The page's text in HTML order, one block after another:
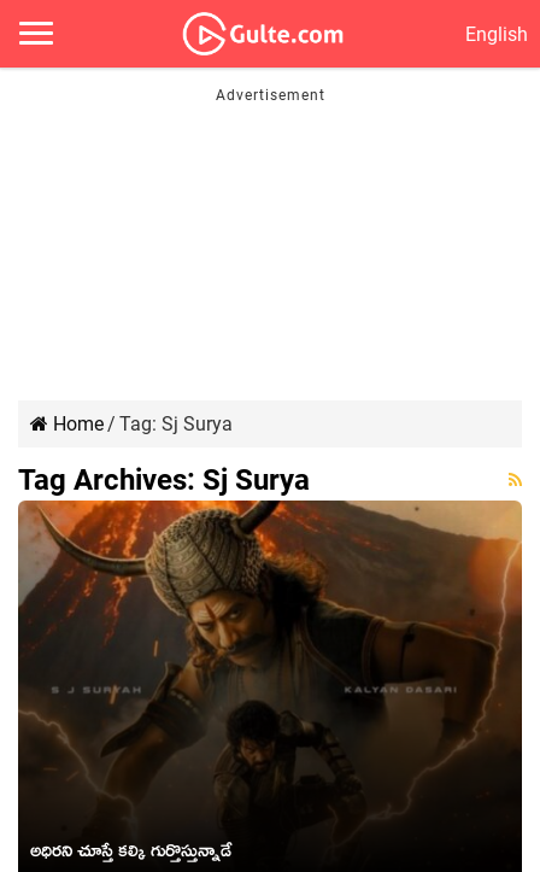
English
Home/ Tag: Sj Surya
Tag Archives: Sj Surya
అధిరని చూస్తే కల్కి గుర్తొస్తున్నాడే